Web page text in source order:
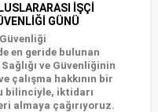
İŞÇİ
GÜNÜ
en geride bulunan
ve Güvenliğinin
çalışma hakkının bir
bilinciyle, iktidarı
almaya çağırıyoruz.